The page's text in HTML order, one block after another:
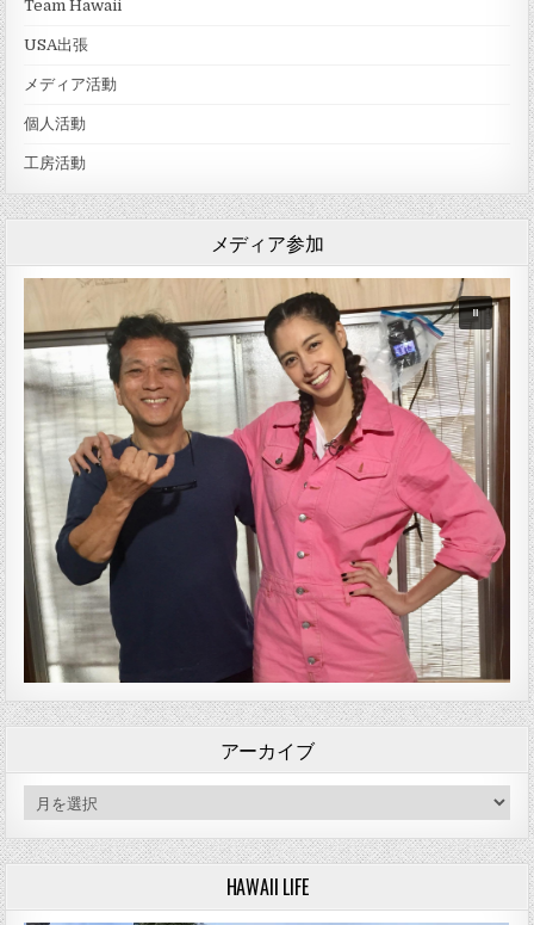
Team Hawaii
USA出張
メディア活動
個人活動
工房活動
メディア参加
アーカイブ
アーカイブ
HAWAII LIFE